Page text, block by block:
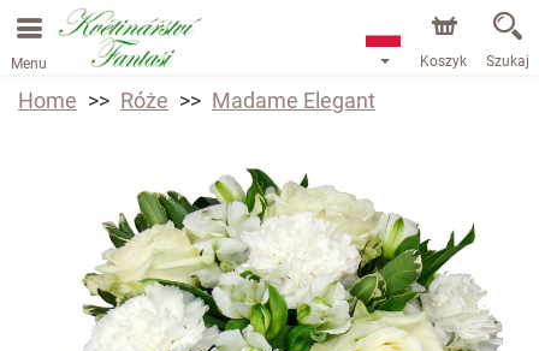
Menu Koszyk Szukaj
Home Róże Madame Elegant